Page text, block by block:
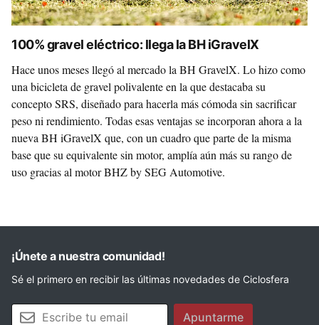
100% gravel eléctrico: llega la BH iGravelX
Hace unos meses llegó al mercado la BH GravelX. Lo hizo como
una bicicleta de gravel polivalente en la que destacaba su
concepto SRS, diseñado para hacerla más cómoda sin sacrificar
peso ni rendimiento. Todas esas ventajas se incorporan ahora a la
nueva BH iGravelX que, con un cuadro que parte de la misma
base que su equivalente sin motor, amplía aún más su rango de
uso gracias al motor BHZ by SEG Automotive.
¡Únete a nuestra comunidad!
Sé el primero en recibir las últimas novedades de Ciclosfera
Tu email Apuntarme